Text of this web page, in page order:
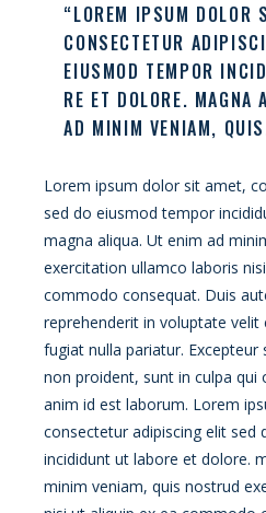
“LOREM IPSUM DOLOR
CONSECTETUR
EIUSMOD TEMPOR
RE ET DOLORE. MAGNA
AD MINIM VENIAM,
Lorem ipsum dolor sit amet,
sed do eiusmod tempor
magna aliqua. Ut enim ad
exercitation ullamco laboris
commodo consequat. Duis
reprehenderit in voluptate velit
fugiat nulla pariatur.
non proident, sunt in culpa
anim id est laborum. Lorem
consectetur adipiscing elit sed
incididunt ut labore et dolore.
minim veniam, quis nostrud